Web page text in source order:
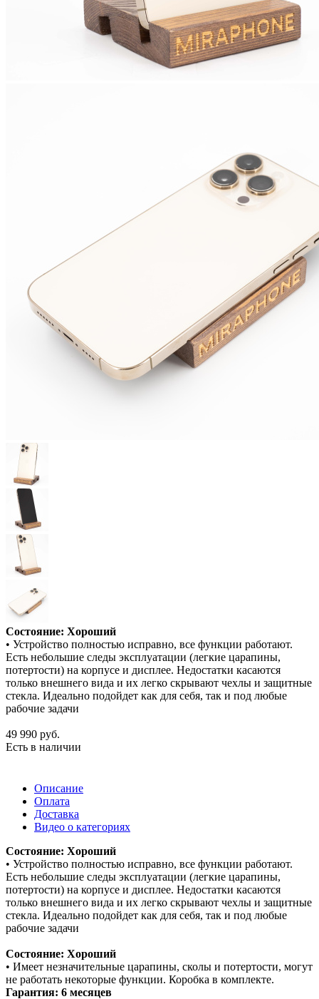
Состояние: Хороший
• Устройство полностью исправно, все функции работают.
Есть небольшие следы эксплуатации (легкие царапины,
потертости) на корпусе и дисплее. Недостатки касаются
только внешнего вида и их легко скрывают чехлы и защитные
стекла. Идеально подойдет как для себя, так и под любые
рабочие задачи
49 990 руб.
Есть в наличии
Описание
Оплата
Доставка
Видео о категориях
Состояние: Хороший
• Устройство полностью исправно, все функции работают.
Есть небольшие следы эксплуатации (легкие царапины,
потертости) на корпусе и дисплее. Недостатки касаются
только внешнего вида и их легко скрывают чехлы и защитные
стекла. Идеально подойдет как для себя, так и под любые
рабочие задачи
Состояние: Хороший
• Имеет незначительные царапины, сколы и потертости, могут
не работать некоторые функции. Коробка в комплекте.
Гарантия: 6 месяцев